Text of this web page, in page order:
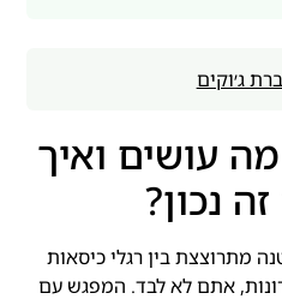
ג׳וקים
עושים ואיך
נכון?
מתרוצצת בין רגלי כיסאות
אתם לא לבד. המפגש עם